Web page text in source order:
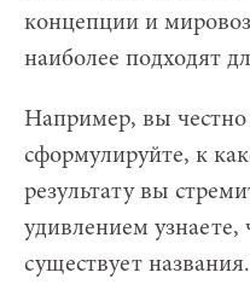
концепции и
наиболее подходят
Например, вы
сформулируйте, к
результату вы
удивлением узнаете,
существует названия.